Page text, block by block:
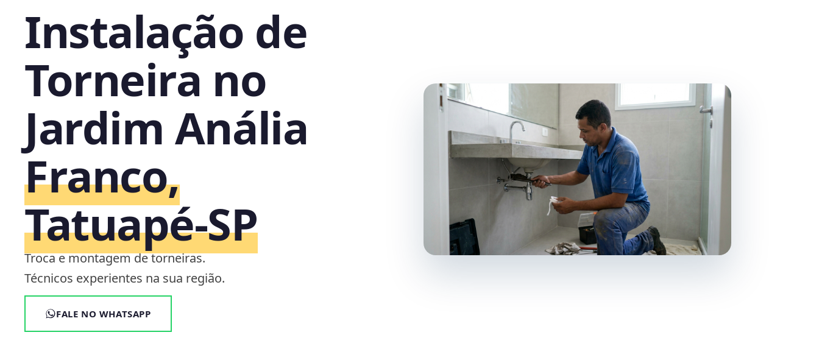
Instalação de
Torneira no
Jardim Anália
Franco,
Tatuapé‑SP
Troca e montagem de torneiras.
Técnicos experientes na sua região.
FALE NO WHATSAPP